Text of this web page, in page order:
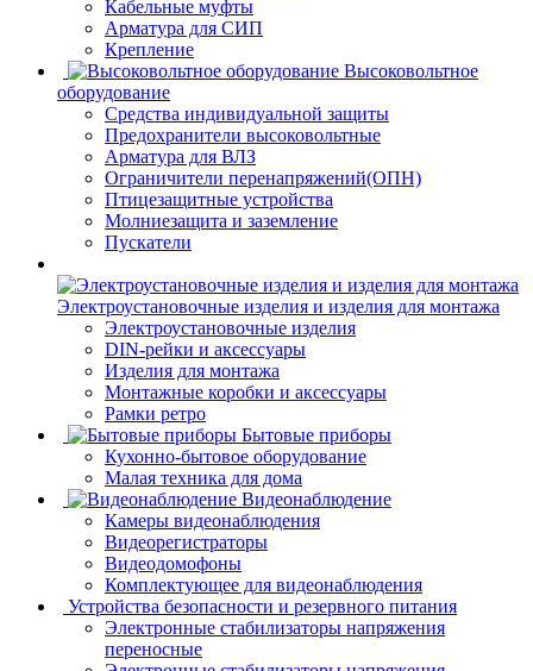
Кабельные муфты
Арматура для СИП
Крепление
Высоковольтное
оборудование
Средства индивидуальной защиты
Предохранители высоковольтные
Арматура для ВЛЗ
Ограничители перенапряжений(ОПН)
Птицезащитные устройства
Молниезащита и заземление
Пускатели
Электроустановочные изделия и изделия для монтажа
Электроустановочные изделия
DIN-рейки и аксессуары
Изделия для монтажа
Монтажные коробки и аксессуары
Рамки ретро
Бытовые приборы
Кухонно-бытовое оборудование
Малая техника для дома
Видеонаблюдение
Камеры видеонаблюдения
Видеорегистраторы
Видеодомофоны
Комплектующее для видеонаблюдения
Устройства безопасности и резервного питания
Электронные стабилизаторы напряжения
переносные